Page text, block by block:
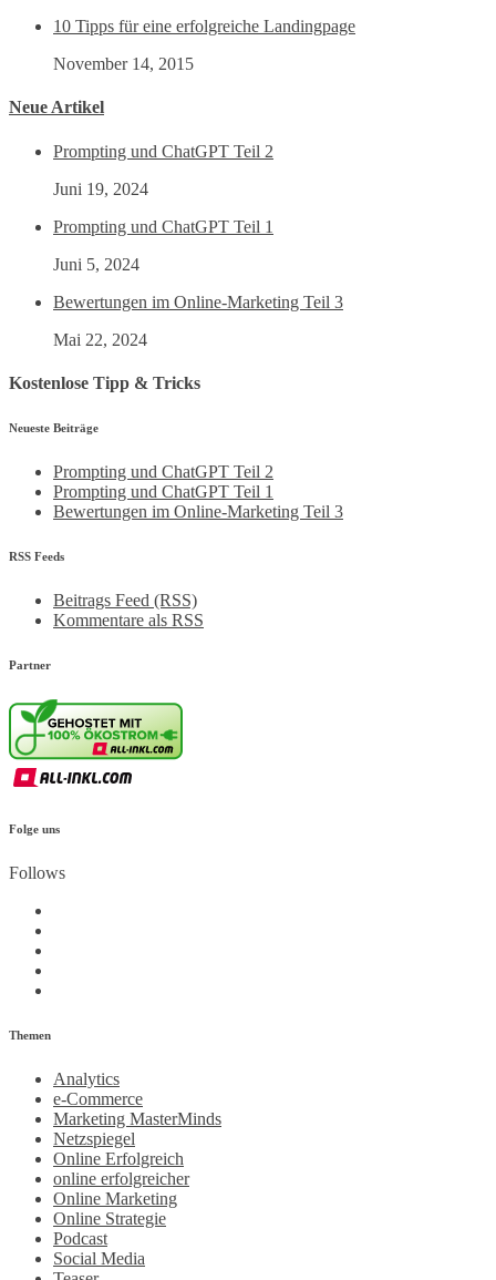
10 Tipps für eine erfolgreiche Landingpage
November 14, 2015
Neue Artikel
Prompting und ChatGPT Teil 2
Juni 19, 2024
Prompting und ChatGPT Teil 1
Juni 5, 2024
Bewertungen im Online-Marketing Teil 3
Mai 22, 2024
Kostenlose Tipp & Tricks
Neueste Beiträge
Prompting und ChatGPT Teil 2
Prompting und ChatGPT Teil 1
Bewertungen im Online-Marketing Teil 3
RSS Feeds
Beitrags Feed (RSS)
Kommentare als RSS
Partner
Folge uns
Follows
Themen
Analytics
e-Commerce
Marketing MasterMinds
Netzspiegel
Online Erfolgreich
online erfolgreicher
Online Marketing
Online Strategie
Podcast
Social Media